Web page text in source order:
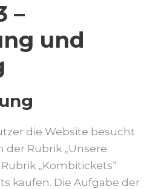
–
und
die Website besucht
der Rubrik „Unsere
„Kombitickets“
kaufen. Die Aufgabe der